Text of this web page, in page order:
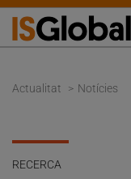
Actualitat Notícies
RECERCA